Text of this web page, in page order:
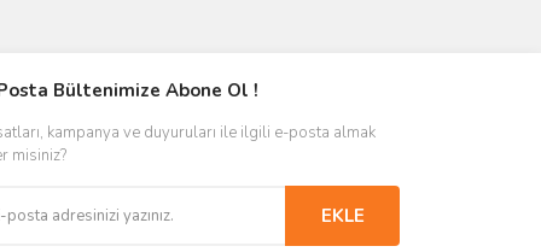
Bültenimize Abone Ol !
kampanya ve duyuruları ile ilgili e-posta almak
misiniz?
EKLE